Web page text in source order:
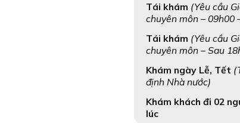
Tái khám (Yêu cầu
chuyên môn – 09h00
Tái khám (Yêu cầu
chuyên môn – Sau
Khám ngày Lễ, Tết
định Nhà nước)
Khám khách đi 02
lúc